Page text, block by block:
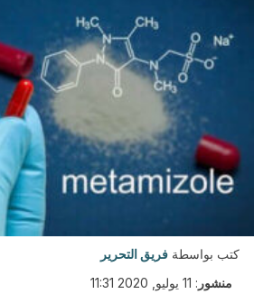
كتب بواسطة فريق التحرير
منشور : 11 يوليو, 2020 11:31